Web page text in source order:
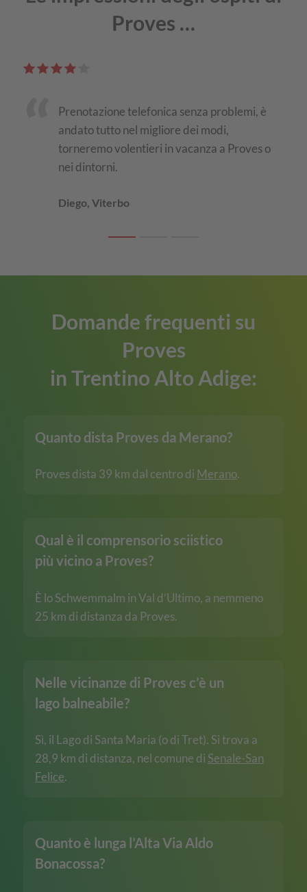
Proves …
Prenotazione telefonica senza problemi, è
andato tutto nel migliore dei modi,
torneremo volentieri in vacanza a Proves o
nei dintorni.
Diego, Viterbo
Domande frequenti su
Proves
in Trentino Alto Adige:
Quanto dista Proves da Merano?
Proves dista 39 km dal centro di Merano.
Qual è il comprensorio sciistico
più vicino a Proves?
È lo Schwemmalm in Val d’Ultimo, a nemmeno
25 km di distanza da Proves.
Nelle vicinanze di Proves c’è un
lago balneabile?
Sì, il Lago di Santa Maria (o di Tret). Si trova a
28,9 km di distanza, nel comune di Senale-San
Felice.
Quanto è lunga l’Alta Via Aldo
Bonacossa?